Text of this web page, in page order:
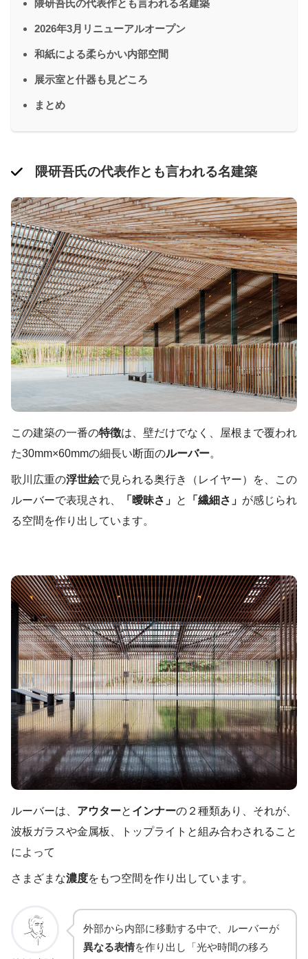
隈研吾氏の代表作とも言われる名建築
2026年3月リニューアルオープン
和紙による柔らかい内部空間
展示室と什器も見どころ
まとめ
隈研吾氏の代表作とも言われる名建築
この建築の一番の特徴は、壁だけでなく、屋根まで覆われ
た30mm×60mmの細長い断面のルーバー。
歌川広重の浮世絵で見られる奥行き（レイヤー）を、この
ルーバーで表現され、
「曖昧さ」 と 「繊細さ」 が感じられ
る空間を作り出しています。
ルーバーは、 アウターと インナーの２種類あり、それが、
波板ガラスや金属板、トップライトと組み合わされること
によって
さまざまな濃度をもつ空間を作り出しています。
外部から内部に移動する中で、ルーバーが
異なる表情を作り出し「光や時間の移ろ